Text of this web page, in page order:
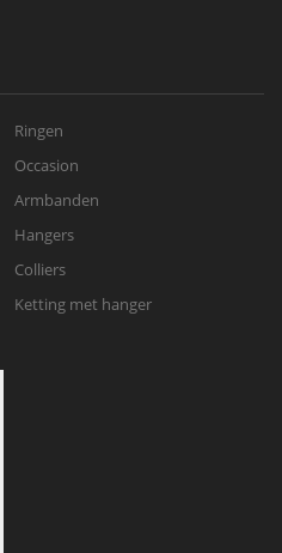
Ringen
Occasion
Armbanden
Hangers
Colliers
Ketting met hanger